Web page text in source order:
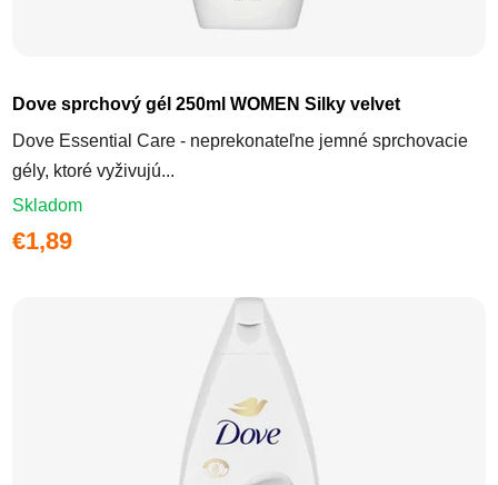
Dove sprchový gél 250ml WOMEN Silky velvet
Dove Essential Care - neprekonateľne jemné sprchovacie
gély, ktoré vyživujú...
Skladom
€1,89